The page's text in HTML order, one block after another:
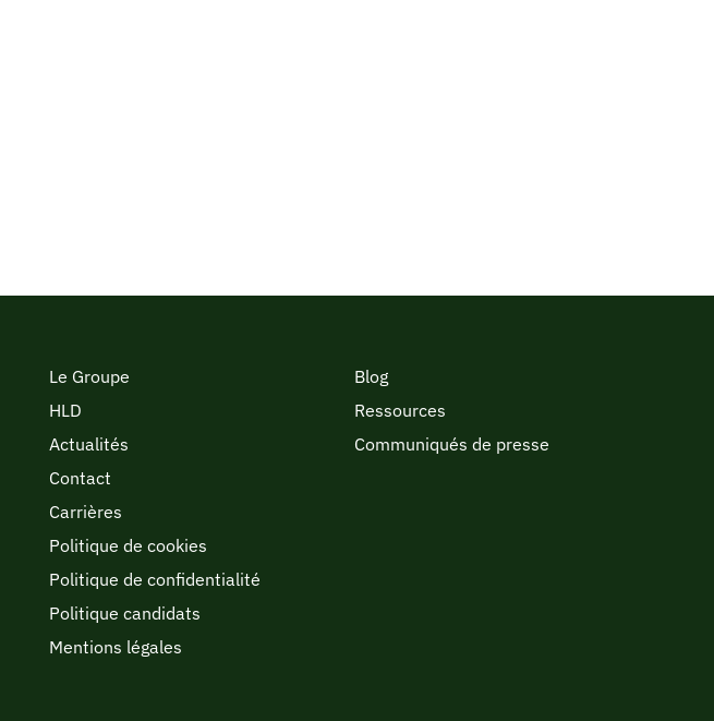
Le Groupe
HLD
Actualités
Contact
Carrières
Politique de cookies
Politique de confidentialité
Politique candidats
Mentions légales
Blog
Ressources
Communiqués de presse